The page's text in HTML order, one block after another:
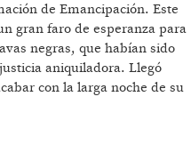
de Emancipación. Este
gran faro de esperanza para
negras, que habían sido
aniquiladora. Llegó
con la larga noche de su